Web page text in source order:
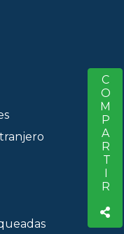
COMPARTIR